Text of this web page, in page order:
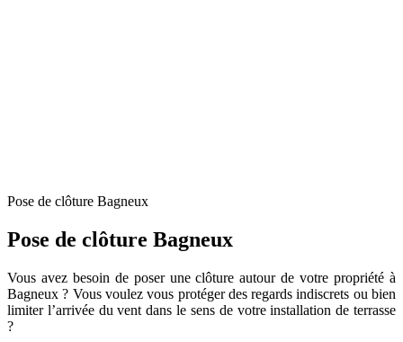
Pose de clôture Bagneux
Pose de clôture Bagneux
Vous avez besoin de poser une clôture autour de votre propriété à
Bagneux ? Vous voulez vous protéger des regards indiscrets ou bien
limiter l’arrivée du vent dans le sens de votre installation de terrasse
?